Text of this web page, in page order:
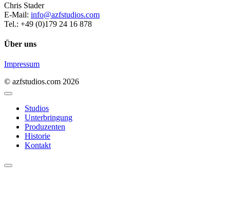
Chris Stader
E-Mail: info@azfstudios.com
Tel.: +49 (0)179 24 16 878
Über uns
Impressum
© azfstudios.com 2026
Studios
Unterbringung
Produzenten
Historie
Kontakt